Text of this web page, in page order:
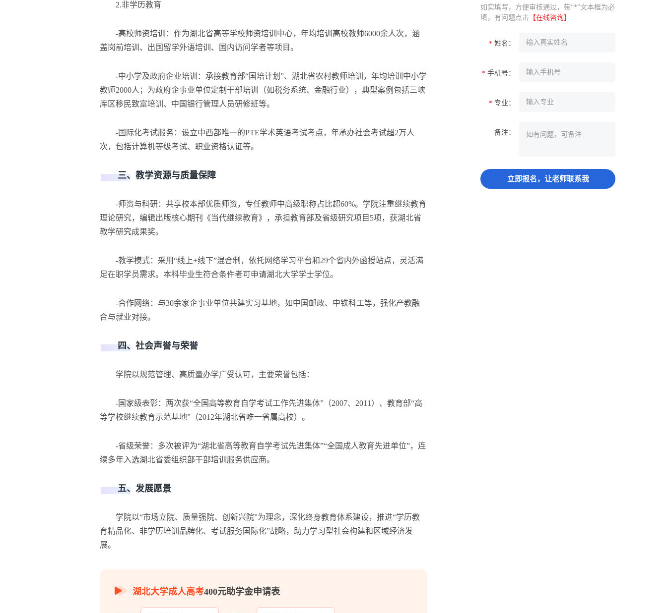
2.非学历教育
-高校师资培训：作为湖北省高等学校师资培训中心，年均培训高校教师6000余人次，涵
盖岗前培训、出国留学外语培训、国内访问学者等项目。
-中小学及政府企业培训：承接教育部“国培计划”、湖北省农村教师培训，年均培训中小学
教师2000人；为政府企事业单位定制干部培训（如税务系统、金融行业），典型案例包括三峡
库区移民致富培训、中国银行管理人员研修班等。
-国际化考试服务：设立中西部唯一的PTE学术英语考试考点，年承办社会考试超2万人
次，包括计算机等级考试、职业资格认证等。
三、教学资源与质量保障
-师资与科研：共享校本部优质师资，专任教师中高级职称占比超60%。学院注重继续教育
理论研究，编辑出版核心期刊《当代继续教育》，承担教育部及省级研究项目5项，获湖北省
教学研究成果奖。
-教学模式：采用“线上+线下”混合制，依托网络学习平台和29个省内外函授站点，灵活满
足在职学员需求。本科毕业生符合条件者可申请湖北大学学士学位。
-合作网络：与30余家企事业单位共建实习基地，如中国邮政、中铁科工等，强化产教融
合与就业对接。
四、社会声誉与荣誉
学院以规范管理、高质量办学广受认可，主要荣誉包括：
-国家级表彰：两次获“全国高等教育自学考试工作先进集体”（2007、2011）、教育部“高
等学校继续教育示范基地”（2012年湖北省唯一省属高校）。
-省级荣誉：多次被评为“湖北省高等教育自学考试先进集体”“全国成人教育先进单位”，连
续多年入选湖北省委组织部干部培训服务供应商。
五、发展愿景
学院以“市场立院、质量强院、创新兴院”为理念，深化终身教育体系建设，推进“学历教
育精品化、非学历培训品牌化、考试服务国际化”战略，助力学习型社会构建和区域经济发
展。
湖北大学成人高考400元助学金申请表
如实填写，方便审核通过，带“*”文本框为必
填，有问题点击 【在线咨询】
* 姓名：
* 手机号：
* 专业：
备注：